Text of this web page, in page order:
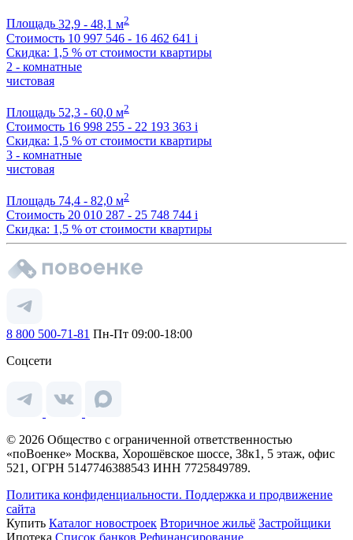
Площадь 32,9 - 48,1 м2
Стоимость 10 997 546 - 16 462 641 i
Скидка: 1,5 % от стоимости квартиры
2 - комнатные
чистовая
Площадь 52,3 - 60,0 м2
Стоимость 16 998 255 - 22 193 363 i
Скидка: 1,5 % от стоимости квартиры
3 - комнатные
чистовая
Площадь 74,4 - 82,0 м2
Стоимость 20 010 287 - 25 748 744 i
Скидка: 1,5 % от стоимости квартиры
8 800 500-71-81 Пн-Пт 09:00-18:00
Соцсети
© 2026 Общество с ограниченной ответственностью
«поВоенке» Москва, Хорошёвское шоссе, 38к1, 5 этаж, офис
521, ОГРН 5147746388543 ИНН 7725849789.
Политика конфиденциальности. Поддержка и продвижение
сайта
Купить Каталог новостроек Вторичное жильё Застройщики